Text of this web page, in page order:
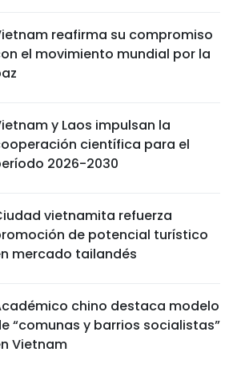
reafirma su compromiso
el movimiento mundial por la
y Laos impulsan la
científica para el
2026-2030
vietnamita refuerza
de potencial turístico
mercado tailandés
chino destaca modelo
“comunas y barrios socialistas”
Vietnam